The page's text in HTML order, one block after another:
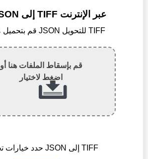
تحويل JSON إلى TIFF عبر الإنترنت
1) قم بتحميل ملف JSON للتحويل TIFF
قم بإسقاط الملفات هنا أو
اضغط لاختيار
2) حدد خيارات تحويل JSON إلى TIFF